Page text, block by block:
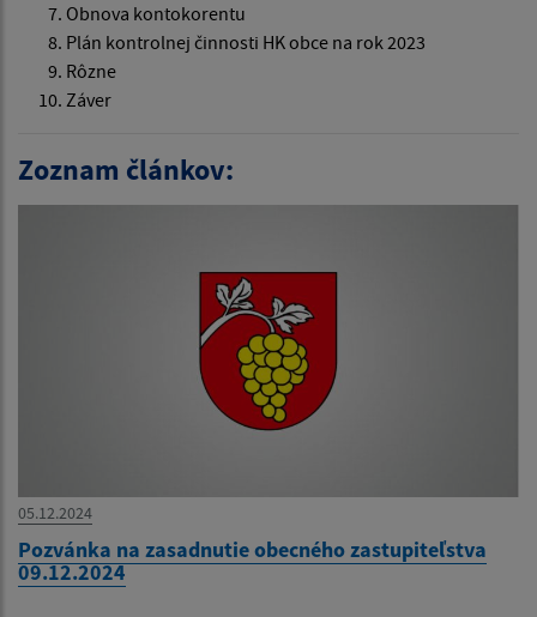
Obnova kontokorentu
Plán kontrolnej činnosti HK obce na rok 2023
Rôzne
Záver
Zoznam článkov:
05.12.2024
Pozvánka na zasadnutie obecného zastupiteľstva
09.12.2024